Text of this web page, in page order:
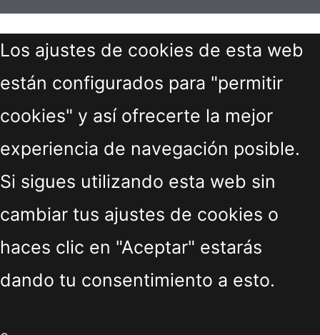
Los ajustes de cookies de esta web
están configurados para "permitir
cookies" y así ofrecerte la mejor
experiencia de navegación posible.
Si sigues utilizando esta web sin
cambiar tus ajustes de cookies o
haces clic en "Aceptar" estarás
dando tu consentimiento a esto.